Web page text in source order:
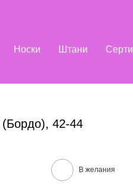
Носки Штани
(Бордо), 42-44
В желания